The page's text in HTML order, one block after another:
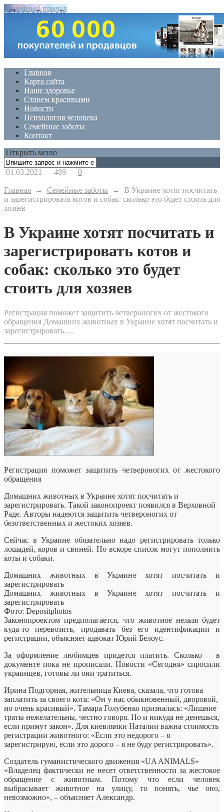
Семейный причал
Главная
Карта сайта
Наше здоровье
Станем красивыми
Новости
Психология человека
Семейные заботы
Контакт
Открыть меню
01.03.2021 489 0
Главная → Семейные заботы → В Украине хотят посчитать
и зарегистрировать котов и собак: сколько это будет стоить для
хозяев
В Украине хотят посчитать и
зарегистрировать котов и
собак: сколько это будет
стоить для хозяев
Регистрация поможет защитить четвероногих от жестокого
обращения Домашних животных в Украине хотят посчитать и
зарегистрировать….
Регистрация поможет защитить четвероногих от жестокого
обращения
Домашних животных в Украине хотят посчитать и
зарегистрировать. Такой законопроект появился в Верховной
Раде. Авторы надеются защитить четвероногих от
безответственных и жестоких хозяев.
Сейчас в Украине обязательно надо регистрировать только
лошадей, коров и свиней. Но вскоре список могут пополнить
коты и собаки.
Домашних животных в Украине хотят посчитать и
зарегистрировать
Домашних животных в Украине хотят посчитать и
зарегистрировать
Фото: Depositphotos
Законопроектом предполагается, что животное нельзя будет
куда-то перевозить, продавать без его идентификации и
регистрации, объясняет адвокат Юрий Белоус.
За оформление любимцев придется платить. Сколько – в
документе пока не прописали. Новости «Сегодня» спросили
украинцев, готовы ли они тратиться.
Ирина Подгорная, жительница Киева, сказала, что готова
заплатить за своего кота: «Он у нас обыкновенный, дворовой,
но очень красивый». Тамара Голубенко призналась: «Лишние
траты нежелательны, честно говоря. Но и никуда не денешься,
если примут закон». Для киевлянки Наталии важна стоимость
регистрации животного: «Если это недорого – я
зарегистрирую, если это дорого – я не буду регистрировать».
Создатель гуманистического движения «UA ANIMALS»
«Владелец фактически не несет ответственности за жестокое
обращение с животным. Потому что если человек
выбрасывает животное на улицу, то понять, чье оно,
невозможно», – объясняет Александр.